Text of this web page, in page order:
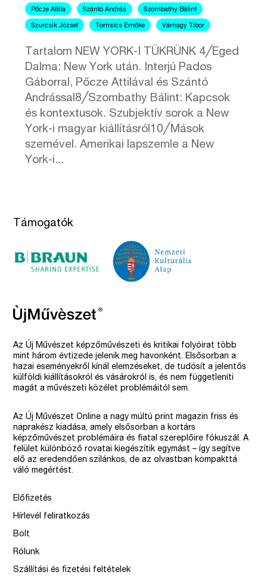
Pőcze Attila Szántó András Szombathy Bálint
Szurcsik József Tomsics Emőke Várnagy Tibor
Tartalom NEW YORK-I TÜKRÜNK 4╱Eged
Dalma: New York után. Interjú Pados
Gáborral, Pőcze Attilával és Szántó
Andrással8╱Szombathy Bálint: Kapcsok
és kontextusok. Szubjektív sorok a New
York-i magyar kiállításról10╱Mások
szemével. Amerikai lapszemle a New
York-i...
Támogatók
Az Új Művészet képzőművészeti és kritikai folyóirat több
mint három évtizede jelenik meg havonként. Elsősorban a
hazai eseményekről kínál elemzéseket, de tudósít a jelentős
külföldi kiállításokról és vásárokról is, és nem függetleníti
magát a művészeti közélet problémáitól sem.
Az Új Művészet Online a nagy múltú print magazin friss és
naprakész kiadása, amely elsősorban a kortárs
képzőművészet problémáira és fiatal szereplőire fókuszál. A
felület különböző rovatai kiegészítik egymást – így segítve
elő az eredendően szilánkos, de az olvastban kompakttá
váló megértést.
Előfizetés
Hírlevél feliratkozás
Bolt
Rólunk
Szállítási és fizetési feltételek